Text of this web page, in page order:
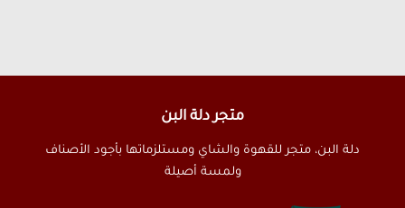
متجر دلة البن
دلة البن، متجر للقهوة والشاي ومستلزماتها بأجود الأصناف
ولمسة أصيلة